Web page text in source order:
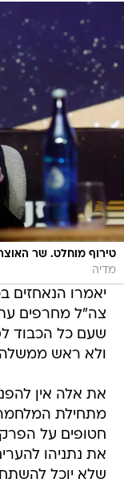
טירוף מוחלט. שר
מדיה
יאמרו הנאחזים
צה"ל מחרפים
שעם כל הכבוד
ולא ראש
את אלה אין
מתחילת
חטופים על
את נתניהו
שלא יוכל